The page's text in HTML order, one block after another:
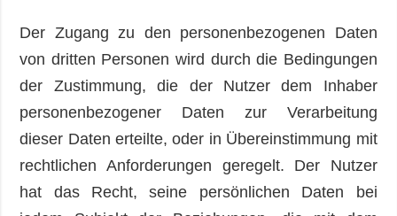
Der Zugang zu den personenbezogenen Daten
von dritten Personen wird durch die Bedingungen
der Zustimmung, die der Nutzer dem Inhaber
personenbezogener Daten zur Verarbeitung
dieser Daten erteilte, oder in Übereinstimmung mit
rechtlichen Anforderungen geregelt. Der Nutzer
hat das Recht, seine persönlichen Daten bei